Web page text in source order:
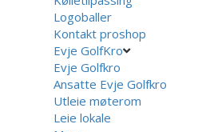
Logoballer
Kontakt proshop
Evje GolfKro
Evje Golfkro
Ansatte Evje Golfkro
Utleie møterom
Leie lokale